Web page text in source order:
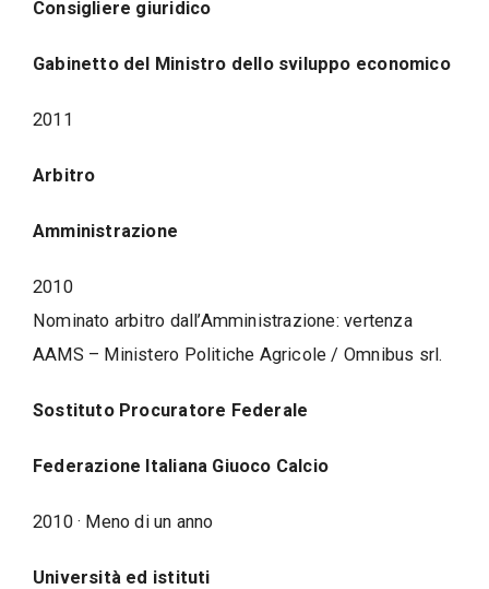
Consigliere giuridico
Gabinetto del Ministro dello sviluppo economico
2011
Arbitro
Amministrazione
2010
Nominato arbitro dall’Amministrazione: vertenza
AAMS – Ministero Politiche Agricole / Omnibus srl.
Sostituto Procuratore Federale
Federazione Italiana Giuoco Calcio
2010 · Meno di un anno
Università ed istituti